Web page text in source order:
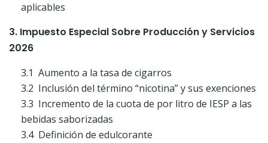
aplicables
3. Impuesto Especial Sobre Producción y Servicios
2026
3.1 Aumento a la tasa de cigarros
3.2 Inclusión del término “nicotina” y sus exenciones
3.3 Incremento de la cuota de por litro de IESP a las
bebidas saborizadas
3.4 Definición de edulcorante